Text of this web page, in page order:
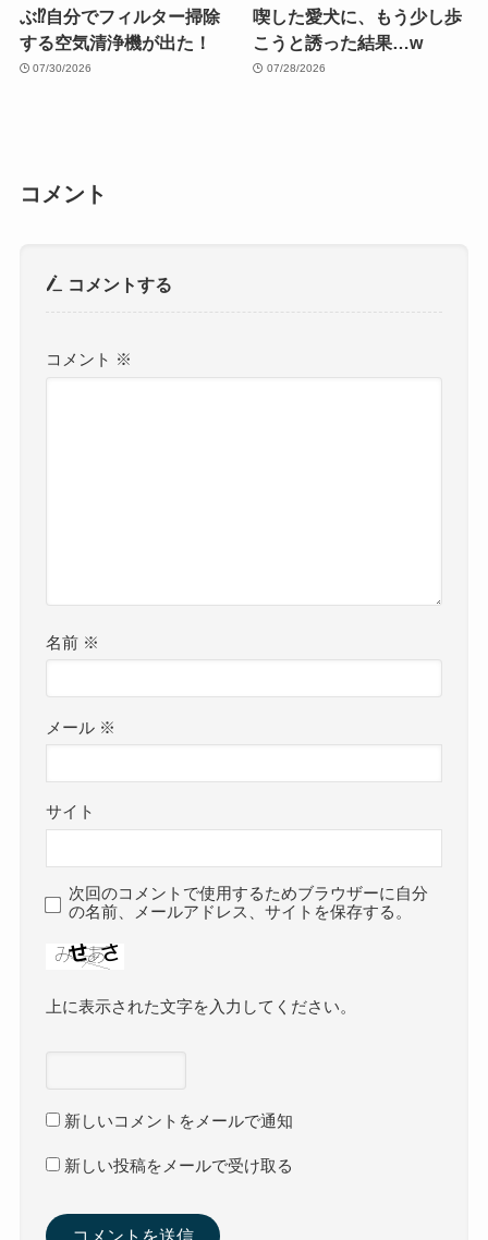
ぶ⁉︎自分でフィルター掃除
する空気清浄機が出た！
07/30/2026
喫した愛犬に、もう少し歩
こうと誘った結果…w
07/28/2026
コメント
コメントする
コメント ※
名前 ※
メール ※
サイト
次回のコメントで使用するためブラウザーに自分
の名前、メールアドレス、サイトを保存する。
上に表示された文字を入力してください。
新しいコメントをメールで通知
新しい投稿をメールで受け取る